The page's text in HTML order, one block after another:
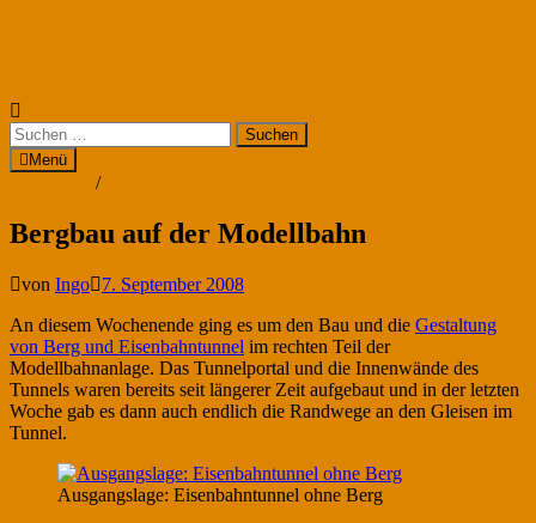
Suchen
nach:Menü
/
Bergbau auf der Modellbahn
von Ingo
7. September 2008
An diesem Wochenende ging es um den Bau und die Gestaltung
von Berg und Eisenbahntunnel im rechten Teil der
Modellbahnanlage. Das Tunnelportal und die Innenwände des
Tunnels waren bereits seit längerer Zeit aufgebaut und in der letzten
Woche gab es dann auch endlich die Randwege an den Gleisen im
Tunnel.
Ausgangslage: Eisenbahntunnel ohne Berg